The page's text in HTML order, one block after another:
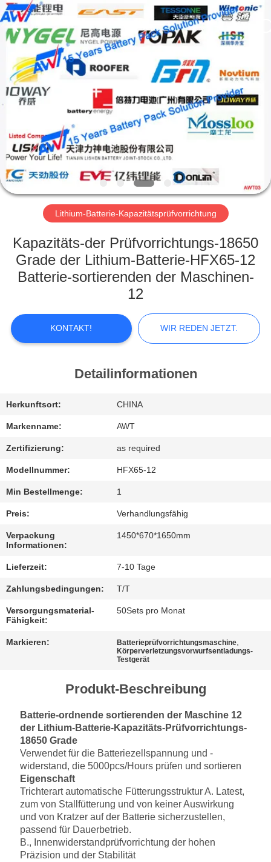
HEIM
PRODUKTE
ÜBER
UNS
WERKSBESICHTIGUNG
QUALITÄTSKONTROLLE
KONTAKTIEREN
UNS
REDEN
JETZT.
SITEMAP
PRIVACY
(Xiamen)
Intelligent
Equipment
Co.,Ltd.
Rights
Lithium-Batterie-Kapazitätsprüfvorrichtung
Kapazitäts-der Prüfvorrichtungs-18650
Grade der Lithium-Batterie-HFX65-12
Batterie-sortierenden der Maschinen-
12
KONTAKT! WIR REDEN JETZT.
Detailinformationen
Herkunftsort: CHINA
Markenname: AWT
Zertifizierung: as required
Modellnummer: HFX65-12
Min Bestellmenge: 1
Preis: Verhandlungsfähig
Verpackung
Informationen:
1450*670*1650mm
Lieferzeit: 7-10 Tage
Zahlungsbedingungen: T/T
Versorgungsmaterial-
Fähigkeit:
50Sets pro Monat
Markieren: Batterieprüfvorrichtungsmaschine
Körperverletzungsvorwurfsentladungs-
Testgerät
Produkt-Beschreibung
Batterie-ordnende sortierenden der Maschine 12
der Lithium-Batterie-Kapazitäts-Prüfvorrichtungs-
18650 Grade
Verwendet für die Batteriezellspannung und -
widerstand, die 5000pcs/Hours prüfen und sortieren
Eigenschaft
Trichterart automatische Fütterungsstruktur A. Latest,
zum von Stallfütterung und von keiner Auswirkung
und von Kratzer auf der Batterie sicherzustellen,
passend für Dauerbetrieb.
B., Innenwiderstandprüfvorrichtung der hohen
Präzision und der Stabilität